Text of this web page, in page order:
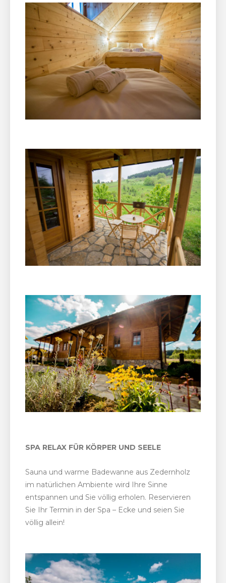
SPA RELAX FÜR KÖRPER UND SEELE
Sauna und warme Badewanne aus Zedernholz
im natürlichen Ambiente wird Ihre Sinne
entspannen und Sie völlig erholen. Reservieren
Sie Ihr Termin in der Spa – Ecke und seien Sie
völlig allein!